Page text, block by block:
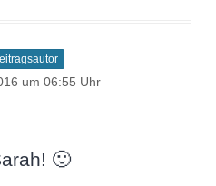
um 06:55 Uhr
🙂